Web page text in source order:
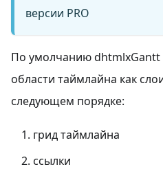
версии PRO
По умолчанию dhtmlxGantt
области таймлайна как
следующем порядке:
грид таймлайна
ссылки